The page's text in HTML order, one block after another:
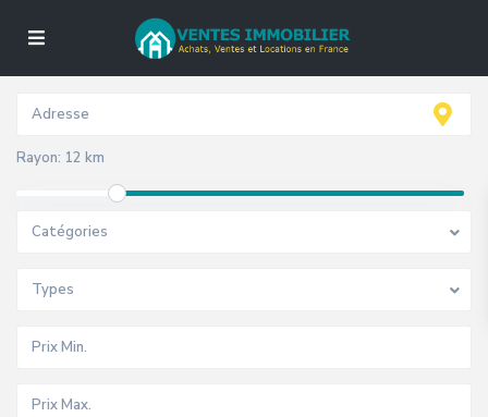
Rayon: 12 km
Catégories
Types